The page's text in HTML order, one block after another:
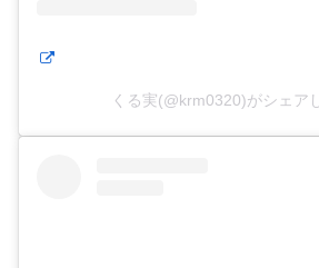
くる実(@krm0320)がシェア